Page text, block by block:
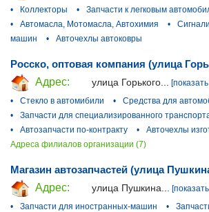
•
Коллекторы •
Запчасти к легковым
•
Автомасла, Мотомасла, Автохимия •
машин
• Авточехлы автоковры
Росско, оптовая компания (улица
Адрес:
улица Горького...
•
Стекло в автомибили •
Средства для
•
Запчасти для специализированного
•
Автозапчасти по-контракту •
Авточехлы
Адреса филиалов организации (7)
Магазин автозапчастей (улица
Адрес:
улица Пушкина...
•
Запчасти для иностранных-машин •